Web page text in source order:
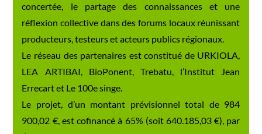
concertée, le partage des connaissances et une
réflexion collective dans des forums locaux réunissant
producteurs, testeurs et acteurs publics régionaux.
Le réseau des partenaires est constitué de URKIOLA,
LEA ARTIBAI, BioPonent, Trebatu, l’Institut Jean
Errecart et Le 100e singe.
Le projet, d’un montant prévisionnel total de 984
900,02 €, est cofinancé à 65% (soit 640.185,03 €), par